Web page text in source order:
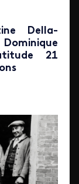
Della-
Dominique
21